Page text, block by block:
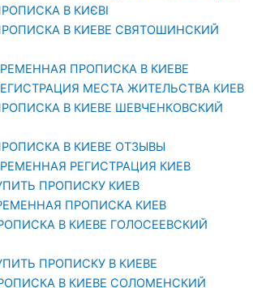
В КИЄВІ
В КИЕВЕ СВЯТОШИНСКИЙ
ПРОПИСКА В КИЕВЕ
МЕСТА ЖИТЕЛЬСТВА КИЕВ
В КИЕВЕ ШЕВЧЕНКОВСКИЙ
В КИЕВЕ ОТЗЫВЫ
РЕГИСТРАЦИЯ КИЕВ
ПРОПИСКУ КИЕВ
ПРОПИСКА КИЕВ
В КИЕВЕ ГОЛОСЕЕВСКИЙ
ПРОПИСКУ В КИЕВЕ
В КИЕВЕ СОЛОМЕНСКИЙ